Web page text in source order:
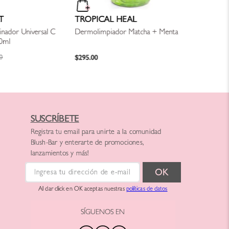
Universal C
TROPICAL HEAL
Dermolimpiador Matcha + Menta
$295.00
SUSCRÍBETE
Registra tu email para unirte a la comunidad
Blush-Bar y enterarte de promociones,
lanzamientos y más!
Al dar click en OK aceptas nuestras políticas de datos
SÍGUENOS EN